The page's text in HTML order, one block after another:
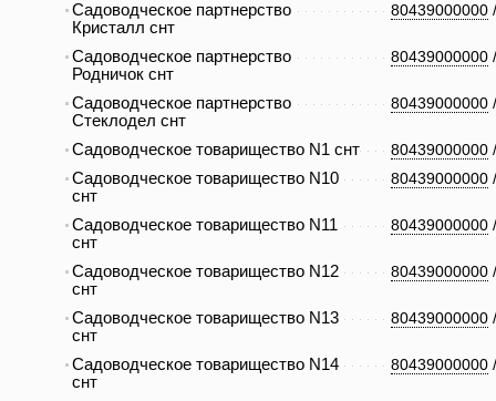
80439000000
Садоводческое партнерство
Кристалл снт
80439000000
Садоводческое партнерство
Родничок снт
80439000000
Садоводческое партнерство
Стеклодел снт
80439000000
Садоводческое товарищество N1 снт
80439000000
Садоводческое товарищество N10
снт
80439000000
Садоводческое товарищество N11
снт
80439000000
Садоводческое товарищество N12
снт
80439000000
Садоводческое товарищество N13
снт
80439000000
Садоводческое товарищество N14
снт